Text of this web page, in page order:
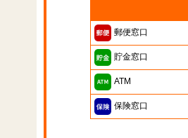
郵便窓口
貯金窓口
ATM
保険窓口